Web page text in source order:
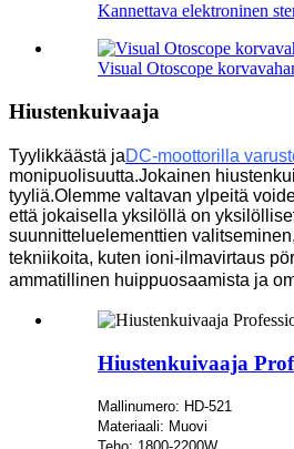
Kannettava elektroninen
Visual Otoscope
Hiustenkuivaaja
Tyylikkäästä jaDC-moottorilla
monipuolisuutta.Jokainen
tyyliä.Olemme valtavan ylpeitä
että jokaisella yksilöllä on
suunnitteluelementtien
tekniikoita, kuten ioni-ilmavirtaus
ammatillinen huippuosaamista ja
Hiustenkuivaaja
Mallinumero: HD-521
Materiaali: Muovi